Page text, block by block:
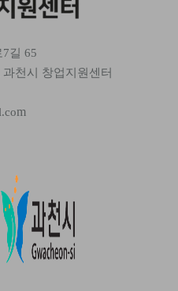
길 65
천시 창업지원센터
m